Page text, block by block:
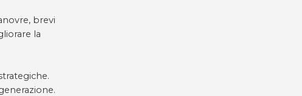
brevi
la